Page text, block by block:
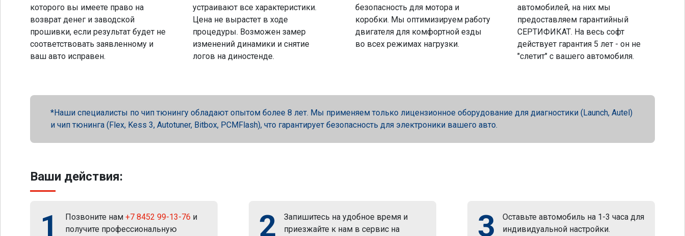
которого вы имеете право на
возврат денег и заводской
прошивки, если результат будет не
соответствовать заявленному и
ваш авто исправен.
устраивают все характеристики.
Цена не вырастет в ходе
процедуры. Возможен замер
изменений динамики и снятие
логов на диностенде.
безопасность для мотора и
коробки. Мы оптимизируем работу
двигателя для комфортной езды
во всех режимах нагрузки.
автомобилей, на них мы
предоставляем гарантийный
СЕРТИФИКАТ. На весь софт
действует гарантия 5 лет - он не
"слетит" с вашего автомобиля.
Наши специалисты по чип тюнингу обладают опытом более 8 лет. Мы применяем только лицензионное оборудование для диагностики (Launch, Autel)
и чип тюнинга (Flex, Kess 3, Autotuner, Bitbox, PCMFlash), что гарантирует безопасность для электроники вашего авто.
Ваши действия:
1 Позвоните нам +7 8452 99-13-76 и
получите профессиональную
2
Запишитесь на удобное время и
приезжайте к нам в сервис на
3
Оставьте автомобиль на 1-3 часа для
индивидуальной настройки.